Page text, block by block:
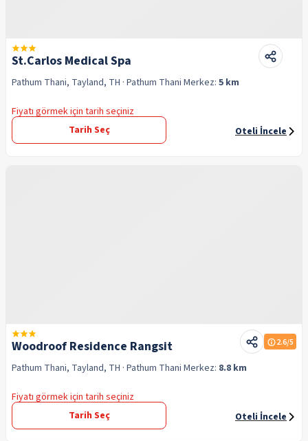
St.Carlos Medical Spa
Pathum Thani, Tayland, TH · Pathum Thani Merkez: 5 km
Fiyatı görmek için tarih seçiniz
Tarih Seç
Oteli İncele
Woodroof Residence Rangsit 2.6/5
Pathum Thani, Tayland, TH · Pathum Thani Merkez: 8.8 km
Fiyatı görmek için tarih seçiniz
Tarih Seç
Oteli İncele